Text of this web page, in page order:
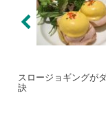
スロージョギングが
訣